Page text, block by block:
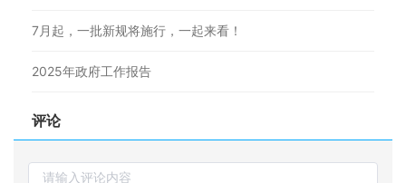
7月起，一批新规将施行，一起来看！
2025年政府工作报告
评论